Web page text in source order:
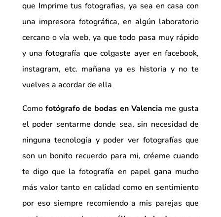
que Imprime tus fotografias, ya sea en casa con
una impresora fotográfica, en algún laboratorio
cercano o vía web, ya que todo pasa muy rápido
y una fotografía que colgaste ayer en facebook,
instagram, etc. mañana ya es historia y no te
vuelves a acordar de ella
Como fotógrafo de bodas en Valencia me gusta
el poder sentarme donde sea, sin necesidad de
ninguna tecnología y poder ver fotografías que
son un bonito recuerdo para mi, créeme cuando
te digo que la fotografía en papel gana mucho
más valor tanto en calidad como en sentimiento
por eso siempre recomiendo a mis parejas que